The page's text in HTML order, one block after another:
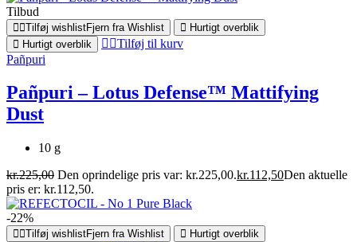
Tilbud
Tilføj wishlistFjern fra Wishlist
Hurtigt overblik
Hurtigt overblik
Tilføj til kurv
Pañpuri
Pañpuri – Lotus Defense™ Mattifying
Dust
10 g
kr.225,00 Den oprindelige pris var: kr.225,00.kr.112,50Den aktuelle
pris er: kr.112,50.
-22%
Tilføj wishlistFjern fra Wishlist
Hurtigt overblik